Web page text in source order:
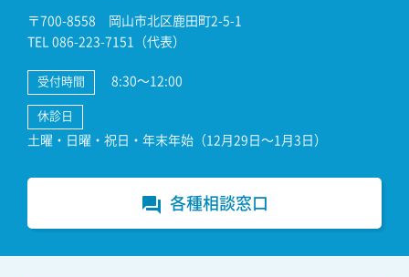
〒700-8558 岡山市北区鹿田町2-5-1
TEL 086-223-7151（代表）
受付時間 8:30～12:00
休診日
土曜・日曜・祝日・年末年始（12月29日～1月3日）
forum 各種相談窓口